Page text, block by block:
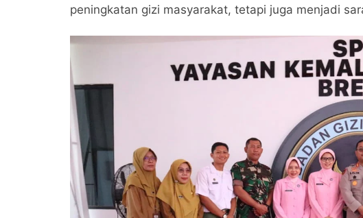
peningkatan gizi masyarakat, tetapi juga menjadi